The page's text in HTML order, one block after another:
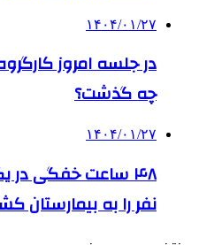
۱۴۰۴/۰۱/۲۷
در جلسه امروز
چه گذشت؟
۱۴۰۴/۰۱/۲۷
نفر را به بیمارستان